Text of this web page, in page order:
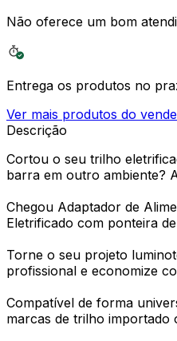
Não oferece um bom
Entrega os produtos no
Ver mais produtos do
Descrição
Cortou o seu trilho
barra em outro ambiente?
Chegou Adaptador de
Eletrificado com ponteira
Torne o seu projeto
profissional e economize
Compatível de forma
marcas de trilho importado